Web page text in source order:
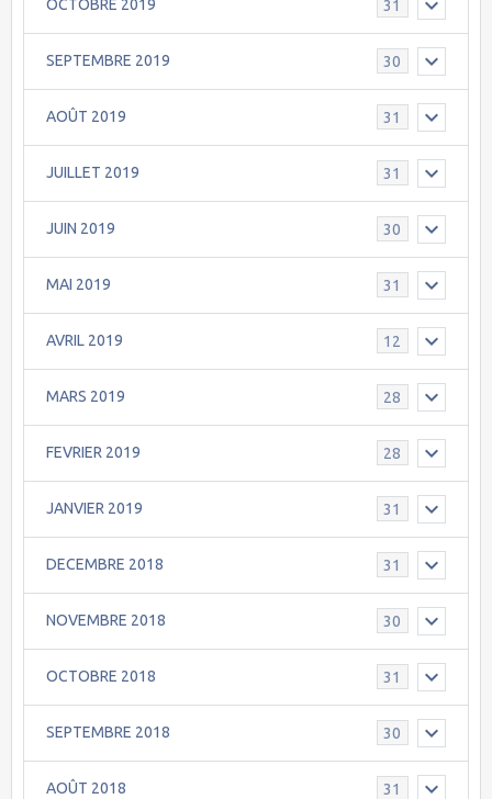
OCTOBRE 2019 31
SEPTEMBRE 2019 30
AOÛT 2019 31
JUILLET 2019 31
JUIN 2019 30
MAI 2019 31
AVRIL 2019 12
MARS 2019 28
FEVRIER 2019 28
JANVIER 2019 31
DECEMBRE 2018 31
NOVEMBRE 2018 30
OCTOBRE 2018 31
SEPTEMBRE 2018 30
AOÛT 2018 31